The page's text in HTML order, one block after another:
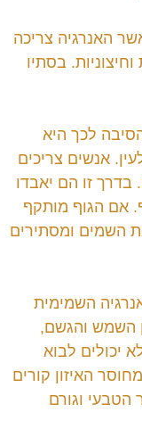
האנרגיה צריכה
בסתיו
לכך היא
אנשים צריכים
זו הם יאבדו
אם הגוף מותקף
השמים ומסתירים
השמימית
השמש והגשם,
יכולים לבוא
האיזון קורים
הטבעי וגורם